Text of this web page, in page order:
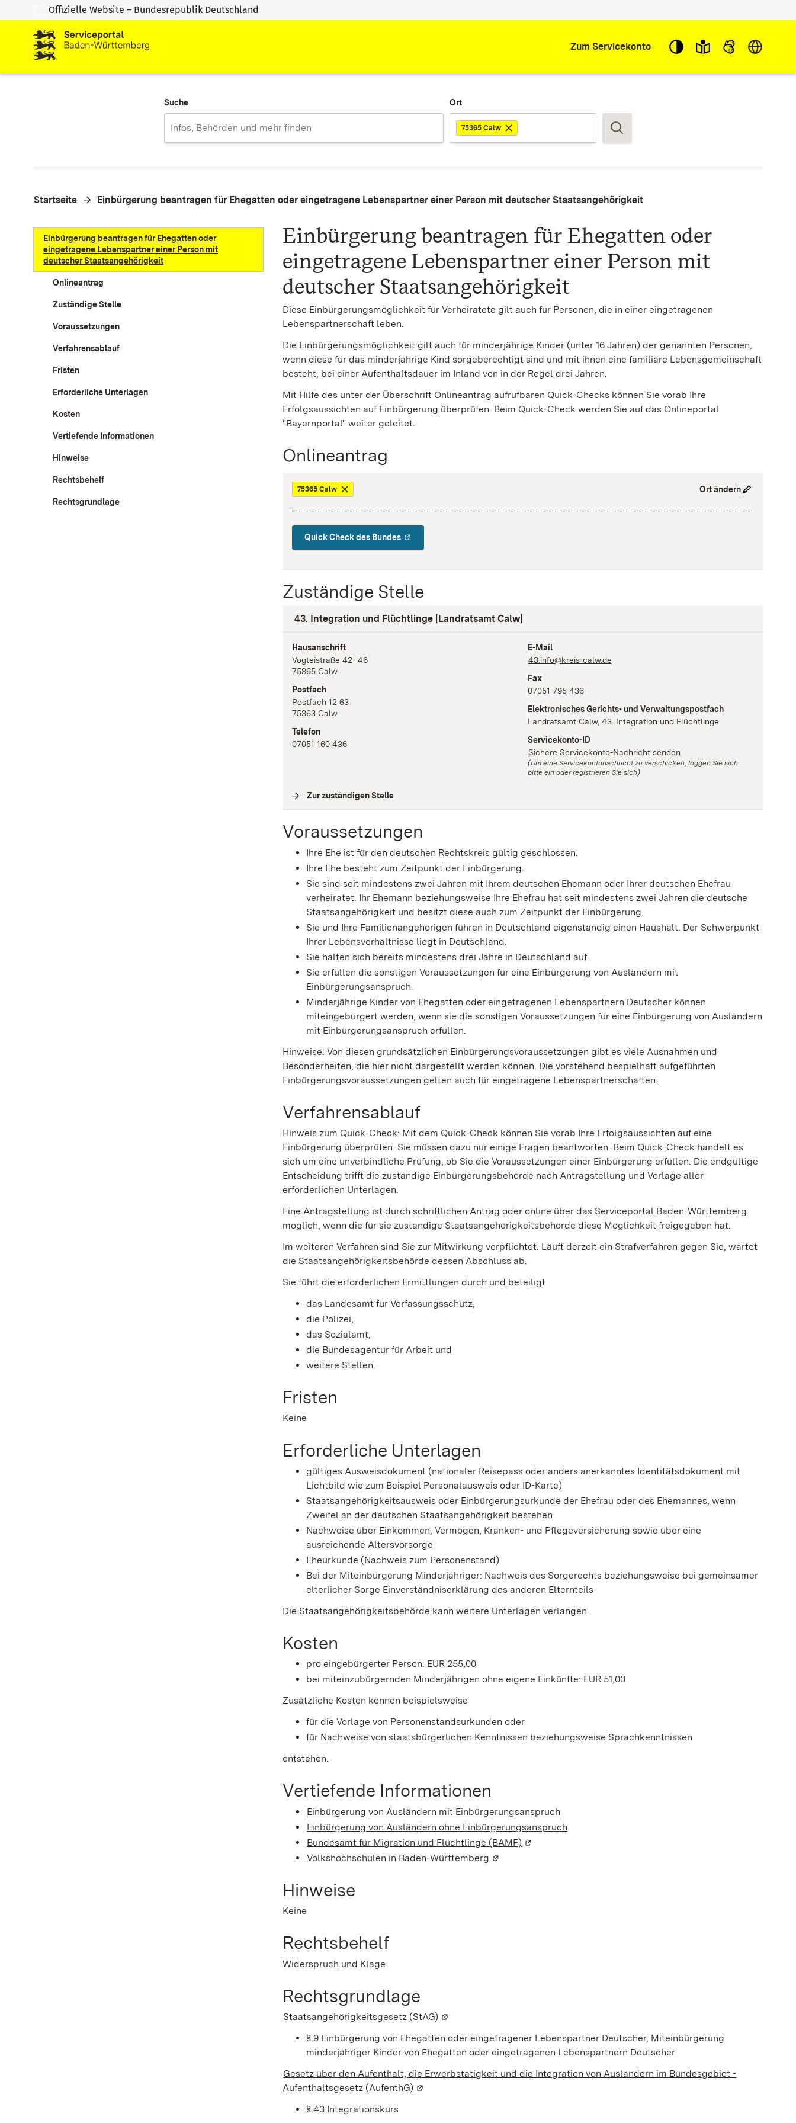
Zum Inhalt springen
Zur Suche springen
Offizielle Website – Bundesrepublik Deutschland
Zum Servicekonto Sprache
Suche Ort
75365 Calw
Suchen
Startseite Einbürgerung beantragen für Ehegatten oder eingetragene Lebenspartner einer Person mit deutscher Staatsangehörigkeit
Einbürgerung beantragen für Ehegatten oder
eingetragene Lebenspartner einer Person mit
deutscher Staatsangehörigkeit
Onlineantrag
Zuständige Stelle
Voraussetzungen
Verfahrensablauf
Fristen
Erforderliche Unterlagen
Kosten
Vertiefende Informationen
Hinweise
Rechtsbehelf
Rechtsgrundlage
Einbürgerung beantragen für Ehegatten oder
eingetragene Lebenspartner einer Person mit
deutscher Staatsangehörigkeit
Diese Einbürgerungsmöglichkeit für Verheiratete gilt auch für Personen, die in einer eingetragenen
Lebenspartnerschaft leben.
Die Einbürgerungsmöglichkeit gilt auch für minderjährige Kinder (unter 16 Jahren) der genannten Personen,
wenn diese für das minderjährige Kind sorgeberechtigt sind und mit ihnen eine familiäre Lebensgemeinschaft
besteht, bei einer Aufenthaltsdauer im Inland von in der Regel drei Jahren.
Mit Hilfe des unter der Überschrift Onlineantrag aufrufbaren Quick-Checks können Sie vorab Ihre
Erfolgsaussichten auf Einbürgerung überprüfen. Beim Quick-Check werden Sie auf das Onlineportal
"Bayernportal" weiter geleitet.
Onlineantrag
75365 Calw Ort ändern
Quick Check des Bundes
Zuständige Stelle
43. Integration und Flüchtlinge [Landratsamt Calw]
Hausanschrift
Vogteistraße
42- 46
75365 Calw
Postfach
Postfach 12 63
75363 Calw
Telefon
07051 160 436
E-Mail
43.info@kreis-calw.de
Fax
07051 795 436
Elektronisches Gerichts- und Verwaltungspostfach
Landratsamt Calw, 43. Integration und Flüchtlinge
Servicekonto-ID
Sichere Servicekonto-Nachricht senden
(Um eine Servicekontonachricht zu verschicken, loggen Sie sich
bitte ein oder registrieren Sie sich)
Zur zuständigen Stelle
Voraussetzungen
Ihre Ehe ist für den deutschen Rechtskreis gültig geschlossen.
Ihre Ehe besteht zum Zeitpunkt der Einbürgerung.
Sie sind seit mindestens zwei Jahren mit Ihrem deutschen Ehemann oder Ihrer deutschen Ehefrau
verheiratet. Ihr Ehemann beziehungsweise Ihre Ehefrau hat seit mindestens zwei Jahren die deutsche
Staatsangehörigkeit und besitzt diese auch zum Zeitpunkt der Einbürgerung.
Sie und Ihre Familienangehörigen führen in Deutschland eigenständig einen Haushalt. Der Schwerpunkt
Ihrer Lebensverhältnisse liegt in Deutschland.
Sie halten sich bereits mindestens drei Jahre in Deutschland auf.
Sie erfüllen die sonstigen Voraussetzungen für eine Einbürgerung von Ausländern mit
Einbürgerungsanspruch.
Minderjährige Kinder von Ehegatten oder eingetragenen Lebenspartnern Deutscher können
miteingebürgert werden, wenn sie die sonstigen Voraussetzungen für eine Einbürgerung von Ausländern
mit Einbürgerungsanspruch erfüllen.
Hinweise: Von diesen grundsätzlichen Einbürgerungsvoraussetzungen gibt es viele Ausnahmen und
Besonderheiten, die hier nicht dargestellt werden können. Die vorstehend bespielhaft aufgeführten
Einbürgerungsvoraussetzungen gelten auch für eingetragene Lebenspartnerschaften.
Verfahrensablauf
Hinweis zum Quick-Check: Mit dem Quick-Check können Sie vorab Ihre Erfolgsaussichten auf eine
Einbürgerung überprüfen. Sie müssen dazu nur einige Fragen beantworten. Beim Quick-Check handelt es
sich um eine unverbindliche Prüfung, ob Sie die Voraussetzungen einer Einbürgerung erfüllen. Die endgültige
Entscheidung trifft die zuständige Einbürgerungsbehörde nach Antragstellung und Vorlage aller
erforderlichen Unterlagen.
Eine Antragstellung istdurch schriftlichen Antrag oderonline über das Serviceportal Baden-Württemberg
möglich, wenn die für sie zuständige Staatsangehörigkeitsbehörde diese Möglichkeit freigegeben hat.
Im weiteren Verfahren sind Sie zur Mitwirkung verpflichtet. Läuft derzeit ein Strafverfahren gegen Sie, wartet
die Staatsangehörigkeitsbehörde dessen Abschluss ab.
Sie führt die erforderlichen Ermittlungen durch und beteiligt
das Landesamt für Verfassungsschutz,
die Polizei,
das Sozialamt,
die Bundesagentur für Arbeit und
weitere Stellen.
Fristen
Keine
Erforderliche Unterlagen
gültiges Ausweisdokument (nationaler Reisepass oder anders anerkanntes Identitätsdokument mit
Lichtbild wie zum Beispiel Personalausweis oder ID-Karte)
Staatsangehörigkeitsausweis oder Einbürgerungsurkunde der Ehefrau oder des Ehemannes, wenn
Zweifel an der deutschen Staatsangehörigkeit bestehen
Nachweise über Einkommen, Vermögen, Kranken- und Pflegeversicherung sowie über eine
ausreichende Altersvorsorge
Eheurkunde (Nachweis zum Personenstand)
Bei der Miteinbürgerung Minderjähriger: Nachweis des Sorgerechts beziehungsweise bei gemeinsamer
elterlicher Sorge Einverständniserklärung des anderen Elternteils
Die Staatsangehörigkeitsbehörde kann weitere Unterlagen verlangen.
Kosten
pro eingebürgerter Person: EUR 255,00
bei miteinzubürgernden Minderjährigen ohne eigene Einkünfte: EUR 51,00
Zusätzliche Kosten können beispielsweise
für die Vorlage von Personenstandsurkunden oder
für Nachweise von staatsbürgerlichen Kenntnissen beziehungsweise Sprachkenntnissen
entstehen.
Vertiefende Informationen
Einbürgerung von Ausländern mit Einbürgerungsanspruch
Einbürgerung von Ausländern ohne Einbürgerungsanspruch
Bundesamt für Migration und Flüchtlinge (BAMF) (Wird in einem neuen Fenster geöffnet)
Volkshochschulen in Baden-Württemberg (Wird in einem neuen Fenster geöffnet)
Hinweise
Keine
Rechtsbehelf
Widerspruch und Klage
Rechtsgrundlage
Staatsangehörigkeitsgesetz (StAG) (Wird in einem neuen Fenster geöffnet)
§ 9 Einbürgerung von Ehegatten oder eingetragener Lebenspartner Deutscher, Miteinbürgerung
minderjähriger Kinder von Ehegatten oder eingetragenen Lebenspartnern Deutscher
Gesetz über den Aufenthalt, die Erwerbstätigkeit und die Integration von Ausländern im Bundesgebiet -
Aufenthaltsgesetz (AufenthG) (Wird in einem neuen Fenster geöffnet)
§ 43 Integrationskurs